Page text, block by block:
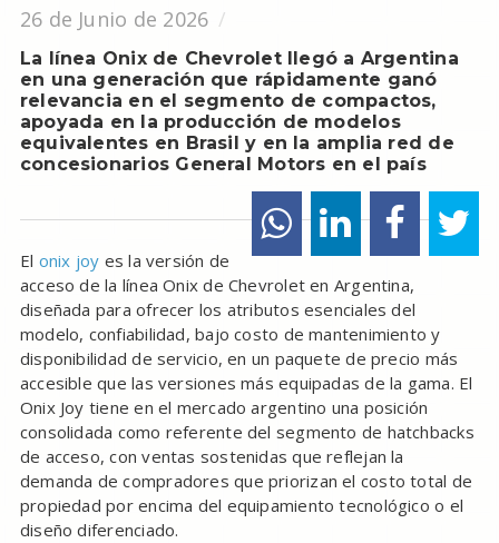
26 de Junio de 2026
La línea Onix de Chevrolet llegó a Argentina
en una generación que rápidamente ganó
relevancia en el segmento de compactos,
apoyada en la producción de modelos
equivalentes en Brasil y en la amplia red de
concesionarios General Motors en el país
El onix joy es la versión de
acceso de la línea Onix de Chevrolet en Argentina,
diseñada para ofrecer los atributos esenciales del
modelo, confiabilidad, bajo costo de mantenimiento y
disponibilidad de servicio, en un paquete de precio más
accesible que las versiones más equipadas de la gama. El
Onix Joy tiene en el mercado argentino una posición
consolidada como referente del segmento de hatchbacks
de acceso, con ventas sostenidas que reflejan la
demanda de compradores que priorizan el costo total de
propiedad por encima del equipamiento tecnológico o el
diseño diferenciado.